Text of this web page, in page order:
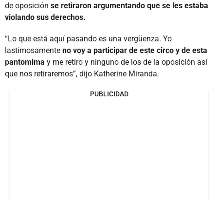
de oposición se retiraron argumentando que se les estaba
violando sus derechos.
“Lo que está aquí pasando es una vergüenza. Yo
lastimosamente no voy a participar de este circo y de esta
pantomima y me retiro y ninguno de los de la oposición así
que nos retiraremos”, dijo Katherine Miranda.
PUBLICIDAD